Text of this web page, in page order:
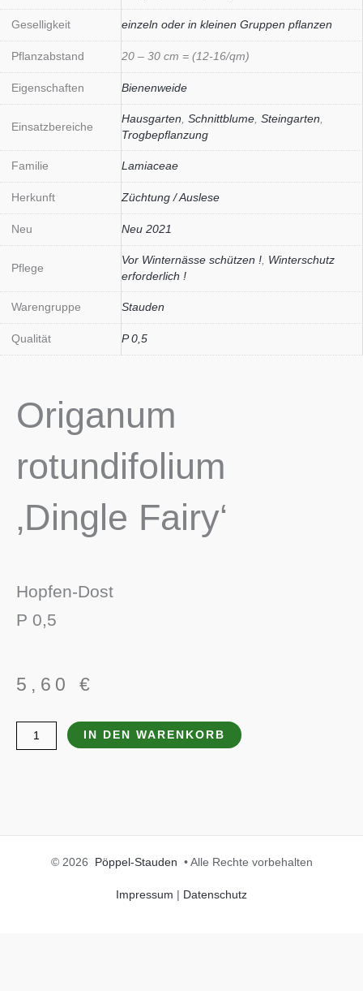
Geselligkeit einzeln oder in kleinen Gruppen pflanzen
Pflanzabstand 20 – 30 cm = (12-16/qm)
Eigenschaften Bienenweide
Einsatzbereiche
Hausgarten Schnittblume Steingarten
Trogbepflanzung
Familie Lamiaceae
Herkunft Züchtung / Auslese
Neu Neu 2021
Pflege
Vor Winternässe schützen ! Winterschutz
erforderlich !
Warengruppe Stauden
Qualität P 0,5
Origanum
rotundifolium
‚Dingle Fairy‘
Hopfen-Dost
P 0,5
5,60 €
Origanum
rotundifolium
IN DEN WARENKORB
© 2026 Pöppel-Stauden • Alle Rechte vorbehalten
Impressum | Datenschutz